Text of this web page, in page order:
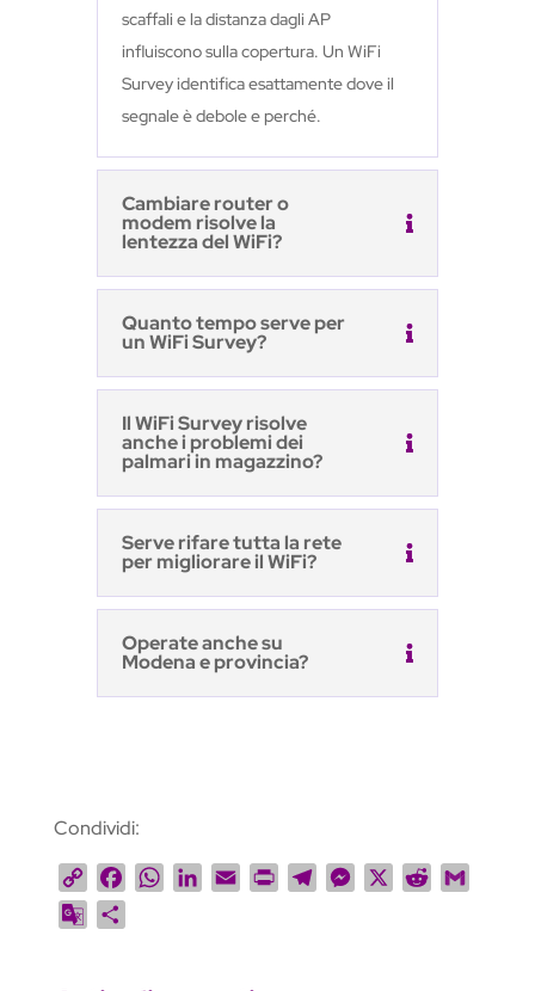
scaffali e la distanza dagli AP
influiscono sulla copertura. Un WiFi
Survey identifica esattamente dove il
segnale è debole e perché.
Cambiare router o
modem risolve la
lentezza del WiFi?
Quanto tempo serve per
un WiFi Survey?
Il WiFi Survey risolve
anche i problemi dei
palmari in magazzino?
Serve rifare tutta la rete
per migliorare il WiFi?
Operate anche su
Modena e provincia?
Condividi:
C
o
p
a
c
W
M
G